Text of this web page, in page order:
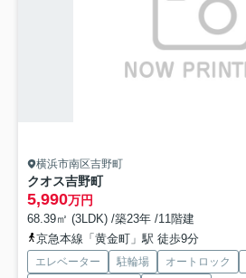
横浜市南区吉野町
クオス吉野町
5,990万円
68.39㎡ (3LDK) /築23年 /11階建
京急本線「黄金町」駅 徒歩9分
エレベーター 駐輪場 オートロック